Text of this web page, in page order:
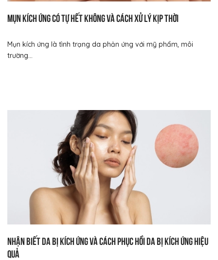
Mụn kích ứng có tự hết không và cách xử lý kịp thời
Mụn kích ứng là tình trạng da phản ứng với mỹ phẩm, môi
trường...
Nhận biết da bị kích ứng và cách phục hồi da bị kích ứng hiệu
quả